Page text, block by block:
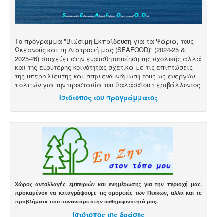
Το πρόγραμμα "Βιώσιμη Εκπαίδευση για τα Ψάρια, τους
Ωκεανούς και τη Διατροφή μας (SEAFOOD)" (2024-25 &
2025-26) στοχεύει στην ευαισθητοποίηση της σχολικής αλλά
και της ευρύτερης κοινότητας σχετικά με τις επιπτώσεις
της υπεραλίευσης και στην ενδυνάμωσή τους ως ενεργών
πολιτών για την προστασία του θαλάσσιου περιβάλλοντος.
Ιστότοπος του προγράμματος
Χώρος ανταλλαγής εμπειριών και ενημέρωσης για την περιοχή μας,
προκειμένου να καταγράψουμε τις ομορφιές των Πεύκων, αλλά και τα
προβλήματα που συναντάμε στην καθημερινότητά μας.
Ιστότοπος της δράσης